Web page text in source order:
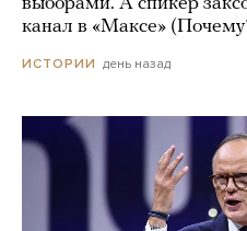
канал в «Максе»
ИСТОРИИ день назад